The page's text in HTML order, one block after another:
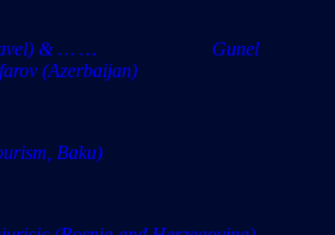
Travel) & … … Gunel
(Azerbaijan)
Baku)